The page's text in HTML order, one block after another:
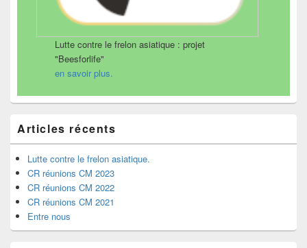
Lutte contre le frelon asiatique : projet
"Beesforlife"
en savoir plus.
Articles récents
Lutte contre le frelon asiatique.
CR réunions CM 2023
CR réunions CM 2022
CR réunions CM 2021
Entre nous